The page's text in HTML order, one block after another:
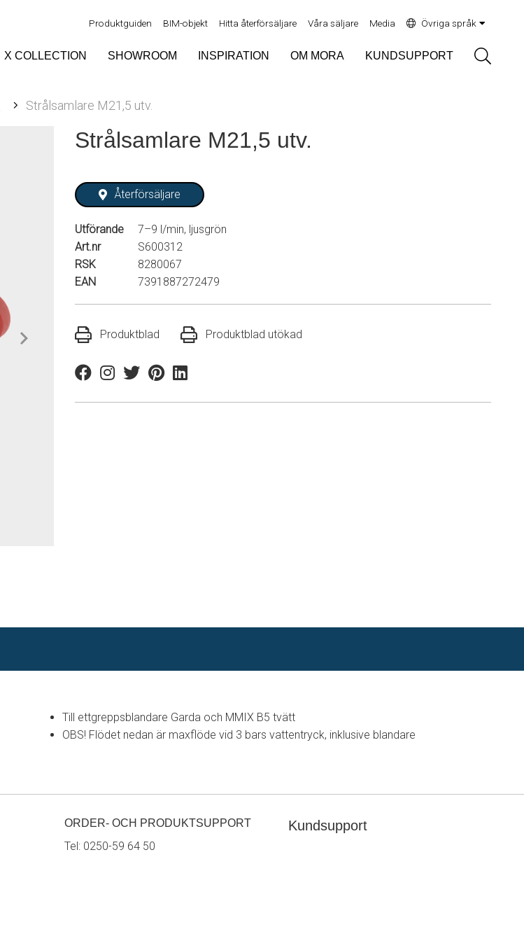
Produktguiden BIM-objekt Hitta återförsäljare Våra säljare Media Övriga språk
X COLLECTION SHOWROOM INSPIRATION OM MORA KUNDSUPPORT
Strålsamlare M21,5 utv.
Strålsamlare M21,5 utv.
Återförsäljare
Utförande
7–9 l/min, ljusgrön
Art.nr
S600312
RSK
8280067
EAN
7391887272479
Produktblad Produktblad utökad
FacebookInstagram
TwitterPinterestLinkedin
Till ettgreppsblandare Garda och MMIX B5 tvätt
OBS! Flödet nedan är maxflöde vid 3 bars vattentryck, inklusive blandare
ORDER- OCH PRODUKTSUPPORT
Tel: 0250-59 64 50
Kundsupport